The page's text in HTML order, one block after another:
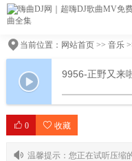
当前位置： 网站首页>> 音乐
9956-正野又来
0 收藏
温馨提示：您正在试听压缩